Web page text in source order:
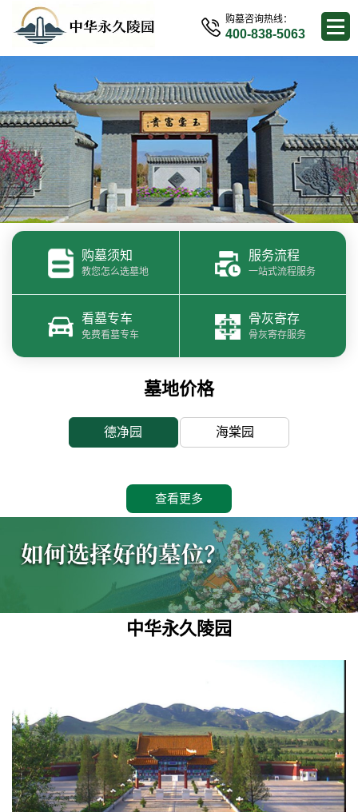
购墓咨询热线：
400-838-5063
购墓须知
教您怎么选墓地
服务流程
一站式流程服务
看墓专车
免费看墓专车
骨灰寄存
骨灰寄存服务
墓地价格
德净园 海棠园
查看更多
中华永久陵园